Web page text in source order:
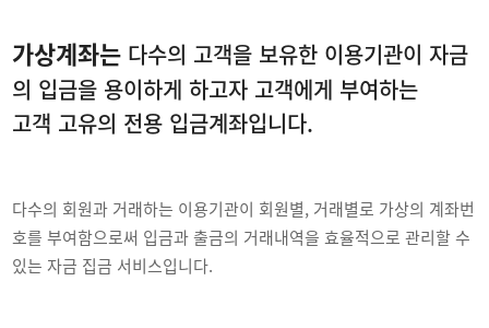
가상계좌는 다수의 고객을 보유한 이용기관이 자금
의 입금을 용이하게 하고자 고객에게 부여하는
고객 고유의 전용 입금계좌입니다.
다수의 회원과 거래하는 이용기관이 회원별, 거래별로 가상의 계좌번
호를 부여함으로써 입금과 출금의 거래내역을 효율적으로 관리할 수
있는 자금 집금 서비스입니다.